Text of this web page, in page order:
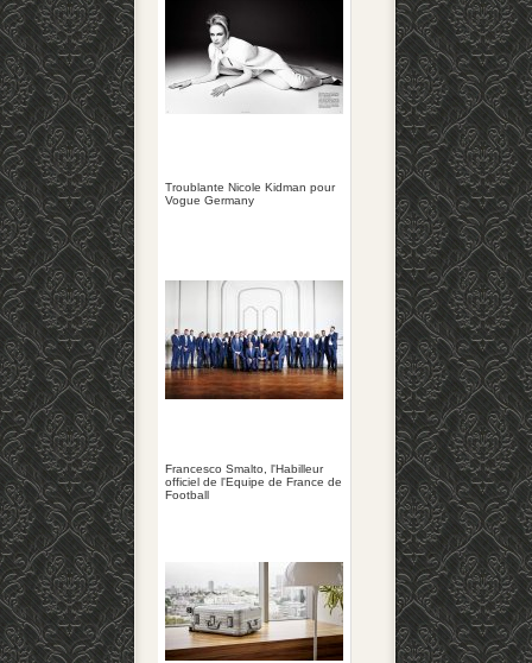
Troublante Nicole Kidman pour
Vogue Germany
Francesco Smalto, l'Habilleur
officiel de l'Equipe de France de
Football